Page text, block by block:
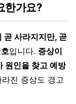
한가요?
곧 사라지지만, 곧
입니다. 증상이
원인을 찾고 예방
진 증상도 경고